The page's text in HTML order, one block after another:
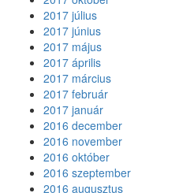
2017 július
2017 június
2017 május
2017 április
2017 március
2017 február
2017 január
2016 december
2016 november
2016 október
2016 szeptember
2016 augusztus